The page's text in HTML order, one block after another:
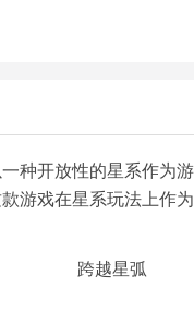
种开放性的星系作为
游戏在星系玩法上作